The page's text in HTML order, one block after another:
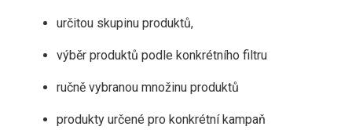
určitou skupinu produktů,
výběr produktů podle konkrétního filtru
ručně vybranou množinu produktů
produkty určené pro konkrétní kampaň